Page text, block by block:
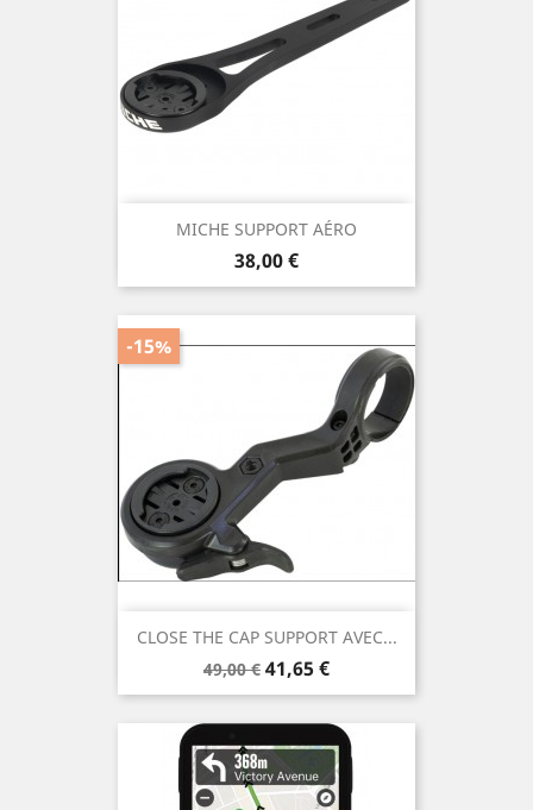
MICHE SUPPORT AÉRO
Prix
38,00 €
CLOSE THE CAP SUPPORT AVEC...
Prix
de
49,00 € Prix
41,65 €
-15%